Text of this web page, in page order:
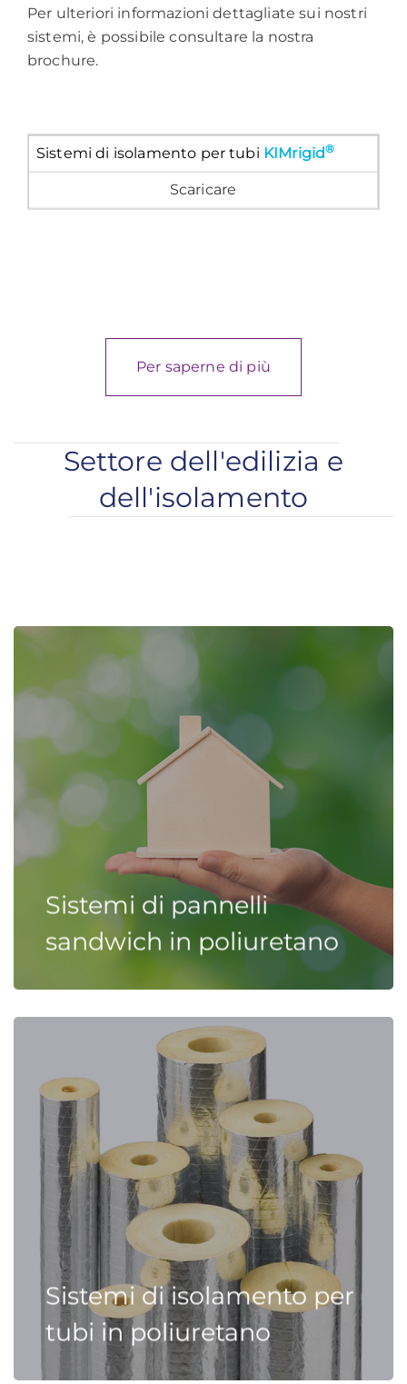
Per ulteriori informazioni dettagliate sui nostri
sistemi, è possibile consultare la nostra
brochure.
Sistemi di isolamento per tubi KIMrigid®
Scaricare
Per saperne di più
Settore dell'edilizia e
dell'isolamento
Sistemi di pannelli
sandwich in poliuretano
Sistemi di isolamento per
tubi in poliuretano